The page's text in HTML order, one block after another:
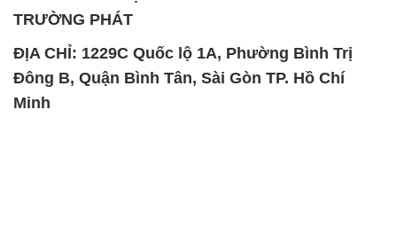
TRƯỜNG PHÁT
ĐỊA CHỈ: 1229C Quốc lộ 1A, Phường Bình Trị
Đông B, Quận Bình Tân, Sài Gòn TP. Hồ Chí
Minh